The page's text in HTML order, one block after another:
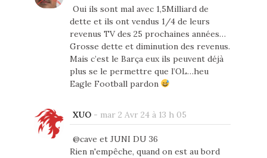
Oui ils sont mal avec 1,5Milliard de
dette et ils ont vendus 1/4 de leurs
revenus TV des 25 prochaines années…
Grosse dette et diminution des revenus.
Mais c’est le Barça eux ils peuvent déjà
plus se le permettre que l’OL…heu
Eagle Football pardon
XUO- mar 2 Avr 24 à 13 h 05
@cave et JUNI DU 36
Rien n'empêche, quand on est au bord